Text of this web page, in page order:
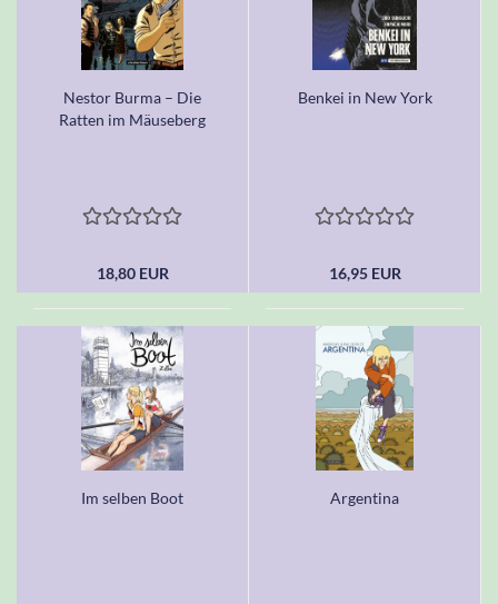
Nestor Burma – Die
Ratten im Mäuseberg
18,80 EUR
Benkei in New York
16,95 EUR
Im selben Boot Argentina